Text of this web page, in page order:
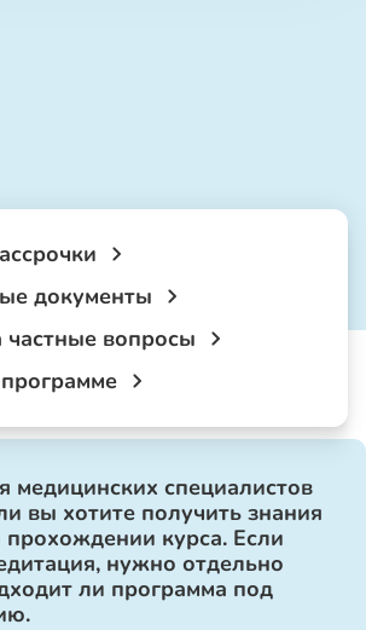
документы
частные вопросы
медицинских специалистов
вы хотите получить знания
прохождении курса. Если
нужно отдельно
ли программа под